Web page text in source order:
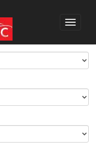
Toggle
МОДЕЛЬ